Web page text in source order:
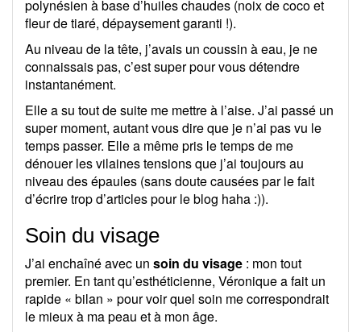
polynésien à base d’huiles chaudes (noix de coco et
fleur de tiaré, dépaysement garanti !).
Au niveau de la tête, j’avais un coussin à eau, je ne
connaissais pas, c’est super pour vous détendre
instantanément.
Elle a su tout de suite me mettre à l’aise. J’ai passé un
super moment, autant vous dire que je n’ai pas vu le
temps passer. Elle a même pris le temps de me
dénouer les vilaines tensions que j’ai toujours au
niveau des épaules (sans doute causées par le fait
d’écrire trop d’articles pour le blog haha :)).
Soin du visage
J’ai enchaîné avec un soin du visage : mon tout
premier. En tant qu’esthéticienne, Véronique a fait un
rapide « bilan » pour voir quel soin me correspondrait
le mieux à ma peau et à mon âge.